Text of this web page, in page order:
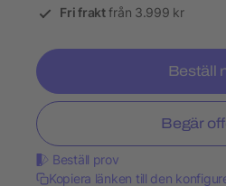
Fri fraktfrån 3.999 kr
Beställ
Begär
Beställ prov
Kopiera länken till den